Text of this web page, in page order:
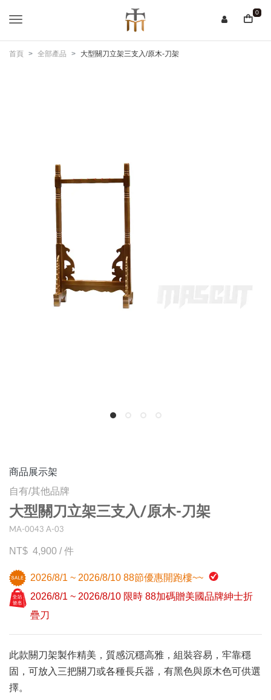
0
首頁 全部產品 大型關刀立架三支入/原木-刀架
商品展示架
自有/其他品牌
大型關刀立架三支入/原木-刀架
MA-0043 A-03
4,900 /件
2026/8/1 ~ 2026/8/10 88節優惠開跑樓~~
2026/8/1 ~ 2026/8/10 限時 88加碼贈美國品牌紳士折
疊刀
此款關刀架製作精美，質感沉穩高雅，組裝容易，牢靠穩
固，可放入三把關刀或各種長兵器，有黑色與原木色可供選
擇。